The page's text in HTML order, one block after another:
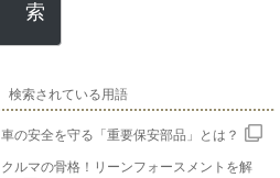
索
検索されている用語
車の安全を守る「重要保安部品」とは？
クルマの骨格！リーンフォースメントを解